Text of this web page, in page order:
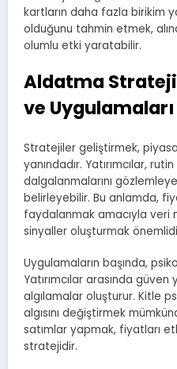
kartların daha fazla birikim
olduğunu tahmin etmek,
olumlu etki yaratabilir.
Aldatma
ve Uygulamaları
Stratejiler geliştirmek,
yanındadır. Yatırımcılar,
dalgalanmalarını
belirleyebilir. Bu anlamda,
faydalanmak amacıyla veri
sinyaller oluşturmak
Uygulamaların başında,
Yatırımcılar arasında
algılamalar oluşturur. Kitle
algısını değiştirmek
satımlar yapmak, fiyatları
stratejidir.